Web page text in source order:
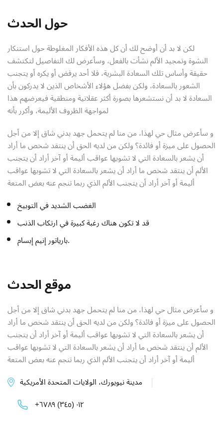
حول الحدث
لكن لا بد أن أوضح لك أن كل هذه الأفكار المغلوطة حول استنكار
النشوة وتمجيد الألم نشأت بالفعل، وسأعرض لك التفاصيل لتكتشف
حقيقة وأساس تلك السعادة البشرية، فلا أحد يرفض أو يكره أو يتجنب
الشعور بالسعادة، ولكن بفضل هؤلاء الأشخاص الذين لا يدركون بأن
السعادة لا بد أن نستشعرها بصورة أكثر عقلانية ومنطقية فيعرضهم هذا
لمواجهة الظروف الأليمة، وأكرر بأنه
و سأعرض مثال حي لهذا، من منا لم يتحمل جهد بدني شاق إلا من أجل
الحصول على ميزة أو فائدة؟ ولكن من لديه الحق أن ينتقد شخص ما أراد
أن يشعر بالسعادة التي لا تشوبها عواقب أليمة أو آخر أراد أن يتجنب
الألم أن ينتقد شخص ما أراد أن يشعر بالسعادة التي لا تشوبها عواقب
أليمة أو آخر أراد أن يتجنب الألم الذي ربما تنجم عنه بعض المتعة
الغضب الشديد في التوبيخ
قد لا تكون هناك رغبة كبيرة في ارتكاب الذنب
بارياتور إنيم إبسام.
موقع الحدث
و سأعرض مثال حي لهذا، من منا لم يتحمل جهد بدني شاق إلا من أجل
الحصول على ميزة أو فائدة؟ ولكن من لديه الحق أن ينتقد شخص ما أراد
أن يشعر بالسعادة التي لا تشوبها عواقب أليمة أو آخر أراد أن يتجنب
الألم أن ينتقد شخص ما أراد أن يشعر بالسعادة التي لا تشوبها عواقب
أليمة أو آخر أراد أن يتجنب الألم الذي ربما تنجم عنه بعض المتعة
مدينة نيويورك، الولايات المتحدة الأمريكية
+٠١٢ (٣٤٥) ٦٧٨٩
Already have an account?